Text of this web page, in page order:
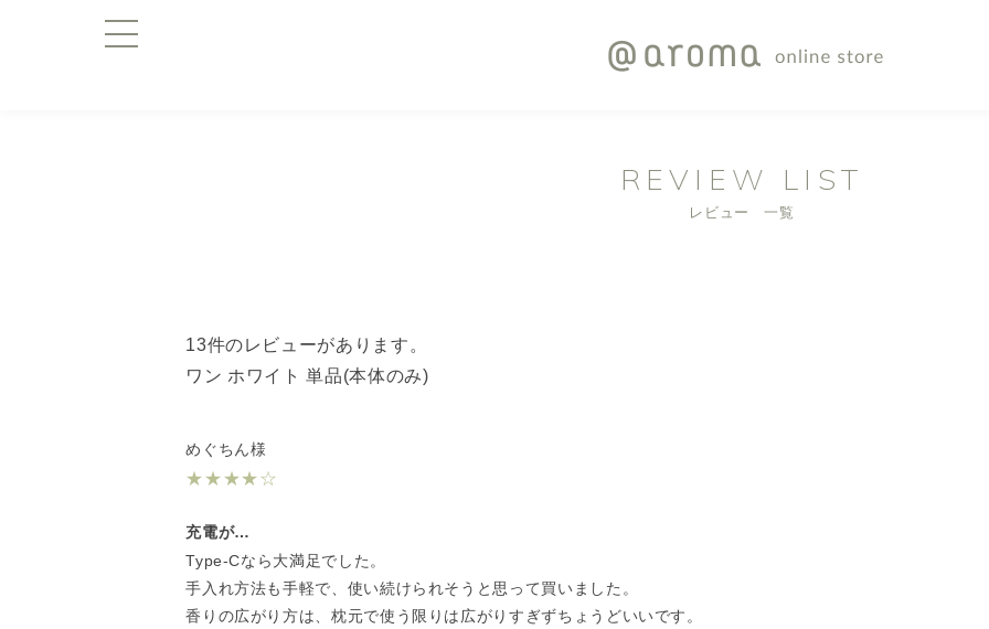
REVIEW LIST
レビュー 一覧
13件のレビューがあります。
ワン ホワイト 単品(本体のみ)
めぐちん様
★★★★☆
充電が…
Type-Cなら大満足でした。
手入れ方法も手軽で、使い続けられそうと思って買いました。
香りの広がり方は、枕元で使う限りは広がりすぎずちょうどいいです。